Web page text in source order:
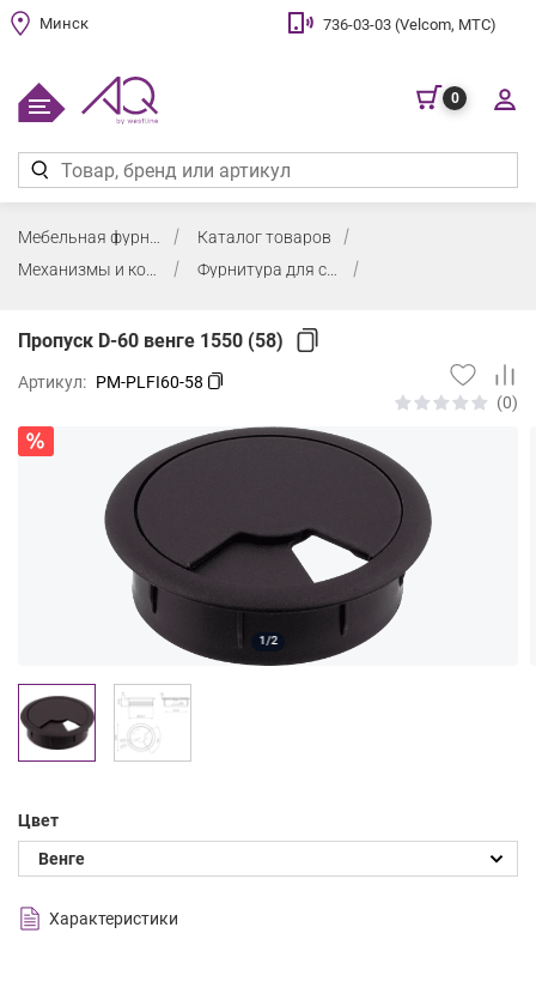
Минск 736-03-03 (Velcom, МТС)
0
Каталог товаров
Механизмы и комплектующие для столов
Фурнитура для столов
Пропуск D-60 венге 1550 (58)
Артикул: PM-PLFI60-58
(0)
1/2
Цвет
Характеристики